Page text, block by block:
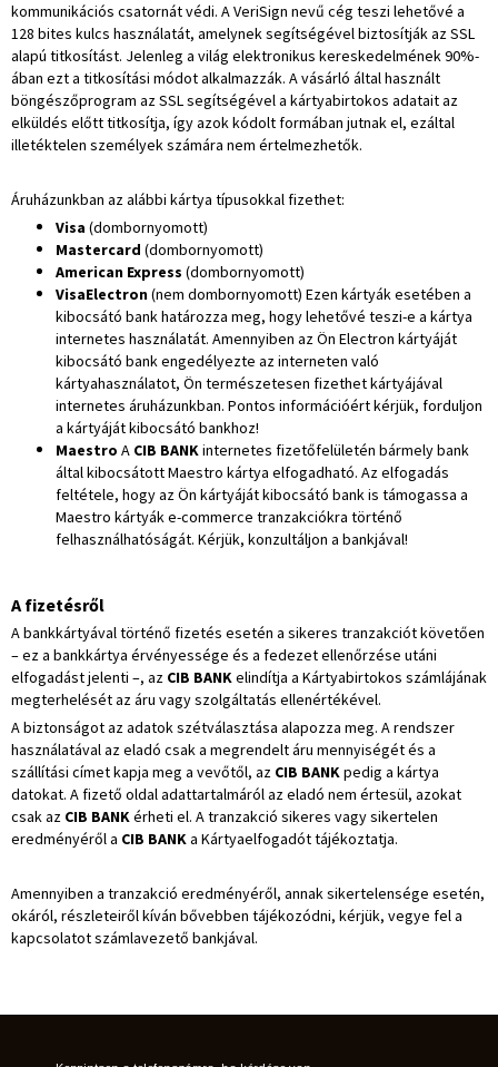
kommunikációs csatornát védi. A VeriSign nevű cég teszi lehetővé a
128 bites kulcs használatát, amelynek segítségével biztosítják az SSL
alapú titkosítást. Jelenleg a világ elektronikus kereskedelmének 90%-
ában ezt a titkosítási módot alkalmazzák. A vásárló által használt
böngészőprogram az SSL segítségével a kártyabirtokos adatait az
elküldés előtt titkosítja, így azok kódolt formában jutnak el, ezáltal
illetéktelen személyek számára nem értelmezhetők.
Áruházunkban az alábbi kártya típusokkal fizethet:
Visa (dombornyomott)
Mastercard (dombornyomott)
American Express (dombornyomott)
VisaElectron(nem dombornyomott) Ezen kártyák esetében a
kibocsátó bank határozza meg, hogy lehetővé teszi-e a kártya
internetes használatát. Amennyiben az Ön Electron kártyáját
kibocsátó bank engedélyezte az interneten való
kártyahasználatot, Ön természetesen fizethet kártyájával
internetes áruházunkban. Pontos információért kérjük, forduljon
a kártyáját kibocsátó bankhoz!
Maestro A CIB BANKinternetes fizetőfelületén bármely bank
által kibocsátott Maestro kártya elfogadható. Az elfogadás
feltétele, hogy az Ön kártyáját kibocsátó bank is támogassa a
Maestro kártyák e-commerce tranzakciókra történő
felhasználhatóságát. Kérjük, konzultáljon a bankjával!
A fizetésről
A bankkártyával történő fizetés esetén a sikeres tranzakciót követően
– ez a bankkártya érvényessége és a fedezet ellenőrzése utáni
elfogadást jelenti –, az CIB BANKelindítja a Kártyabirtokos számlájának
megterhelését az áru vagy szolgáltatás ellenértékével.
A biztonságot az adatok szétválasztása alapozza meg. A rendszer
használatával az eladó csak a megrendelt áru mennyiségét és a
szállítási címet kapja meg a vevőtől, az CIB BANKpedig a kártya
datokat. A fizető oldal adattartalmáról az eladó nem értesül, azokat
csak az CIB BANKérheti el. A tranzakció sikeres vagy sikertelen
eredményéről a CIB BANKa Kártyaelfogadót tájékoztatja.
Amennyiben a tranzakció eredményéről, annak sikertelensége esetén,
okáról, részleteiről kíván bővebben tájékozódni, kérjük, vegye fel a
kapcsolatot számlavezető bankjával.